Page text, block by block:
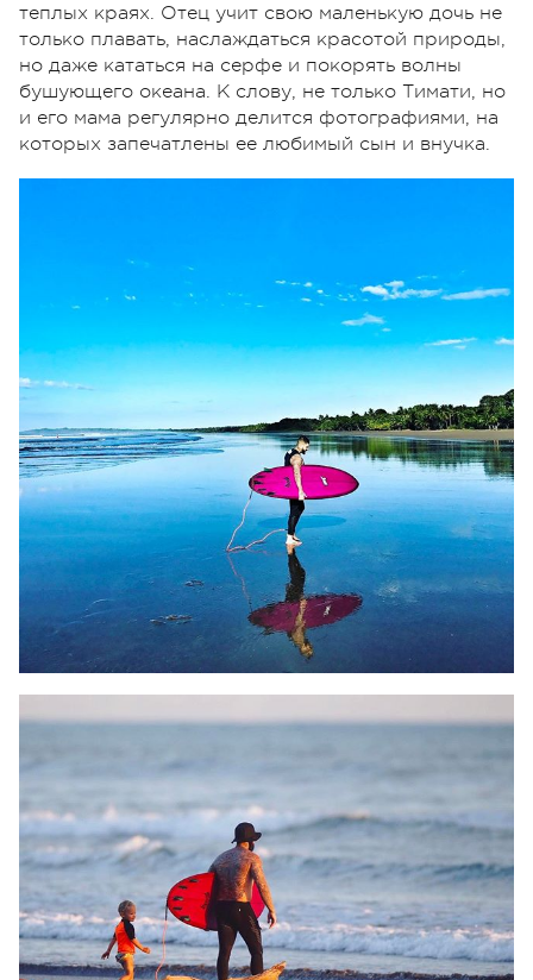
теплых краях. Отец учит свою маленькую дочь не
только плавать, наслаждаться красотой природы,
но даже кататься на серфе и покорять волны
бушующего океана. К слову, не только Тимати, но
и его мама регулярно делится фотографиями, на
которых запечатлены ее любимый сын и внучка.